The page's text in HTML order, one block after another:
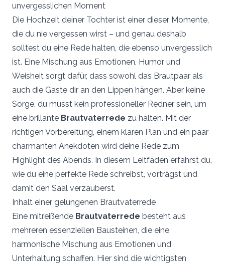
unvergesslichen Moment
Die Hochzeit deiner Tochter ist einer dieser Momente,
die du nie vergessen wirst – und genau deshalb
solltest du eine Rede halten, die ebenso unvergesslich
ist. Eine Mischung aus Emotionen, Humor und
Weisheit sorgt dafür, dass sowohl das Brautpaar als
auch die Gäste dir an den Lippen hängen. Aber keine
Sorge, du musst kein professioneller Redner sein, um
eine brillante Brautvaterrede zu halten. Mit der
richtigen Vorbereitung, einem klaren Plan und ein paar
charmanten Anekdoten wird deine Rede zum
Highlight des Abends. In diesem Leitfaden erfährst du,
wie du eine perfekte Rede schreibst, vorträgst und
damit den Saal verzauberst.
Inhalt einer gelungenen Brautvaterrede
Eine mitreißende Brautvaterrede besteht aus
mehreren essenziellen Bausteinen, die eine
harmonische Mischung aus Emotionen und
Unterhaltung schaffen. Hier sind die wichtigsten
Zu den Hochzeitslocations
sichergestellt, dass die Dienstleistung kontinuierlich
ausgebaut werden kann und für alle Brautpaare kostenlos
bleibt.